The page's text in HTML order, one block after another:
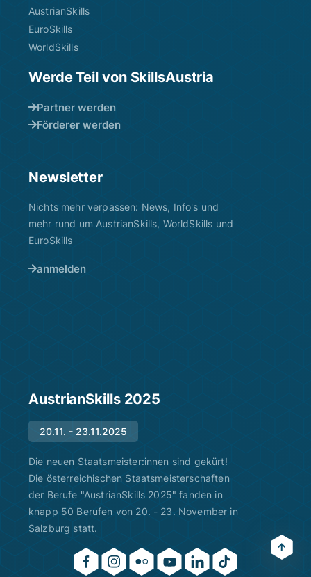
AustrianSkills
EuroSkills
WorldSkills
Werde Teil von SkillsAustria
Partner werden
Förderer werden
Newsletter
Nichts mehr verpassen: News, Info's und
mehr rund um AustrianSkills, WorldSkills und
EuroSkills
anmelden
AustrianSkills 2025
20.11. - 23.11.2025
Die neuen Staatsmeister:innen sind gekürt!
Die österreichischen Staatsmeisterschaften
der Berufe "AustrianSkills 2025" fanden in
knapp 50 Berufen von 20. - 23. November in
Salzburg statt.